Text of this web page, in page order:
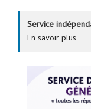
Service
En savoir plus